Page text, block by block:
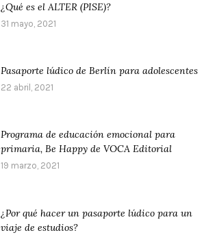
¿Qué es el ALTER (PISE)?
31 mayo, 2021
Pasaporte lúdico de Berlín para adolescentes
22 abril, 2021
Programa de educación emocional para
primaria, Be Happy de VOCA Editorial
19 marzo, 2021
¿Por qué hacer un pasaporte lúdico para un
viaje de estudios?